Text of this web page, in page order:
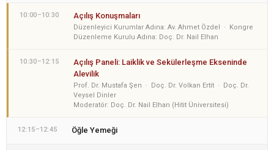
10:00–10:30 Açılış Konuşmaları
Düzenleyici Kurumlar Adına: Av. Ahmet Özdel · Kongre
Düzenleme Kurulu Adına: Doç. Dr. Nail Elhan
10:30–12:15
Açılış Paneli: Laiklik ve Sekülerleşme Ekseninde
Alevilik
Prof. Dr. Mustafa Şen · Doç. Dr. Volkan Ertit · Doç. Dr.
Veysel Dinler
Moderatör: Doç. Dr. Nail Elhan (Hitit Üniversitesi)
12:15–12:45 Öğle Yemeği